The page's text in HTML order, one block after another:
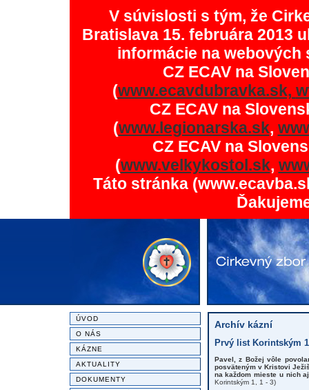
V súvislosti s tým, že
Bratislava 15. februára 2013
informácie na
CZ ECAV na
(www.ecavdubravka.sk,
CZ ECAV na
(www.legionarska.sk,
CZ ECAV na
(www.velkykostol.sk,
Táto stránka
ÚVOD
O NÁS
KÁZNE
AKTUALITY
DOKUMENTY
Archív kázní
Prvý list Korintským
Pavel, z Božej vôle
posväteným v Kristovi
na každom mieste u nich
Korintským 1, 1 - 3)